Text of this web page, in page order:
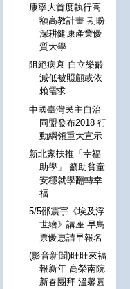
康寧大首度執行高
額高教計畫 期盼
深耕健康產業優
質大學
阻絕病衰 自立樂齡
減低被照顧或依
賴需求
中國臺灣民主自治
同盟發布2018 行
動綱領重大宣示
新北家扶推「幸福
助學」 籲助貧童
安穩就學翻轉幸
福
5/5邵震宇《埃及浮
世繪》講座 早鳥
票優惠請早報名
(影音新聞)旺旺來福
報新年 高榮南院
新春團拜 溫馨圓